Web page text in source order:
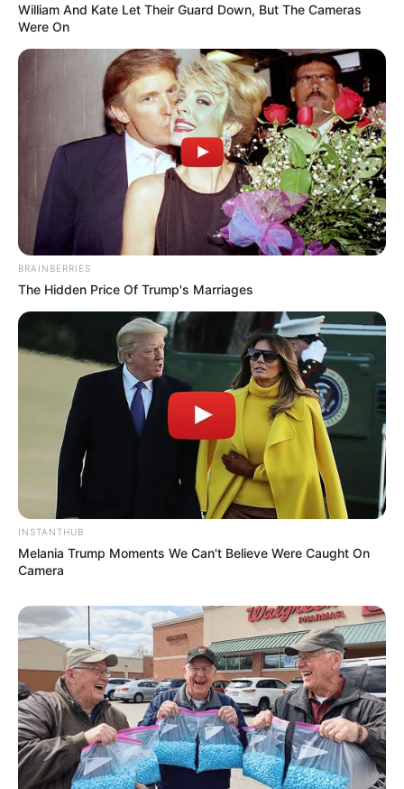
William And Kate Let Their Guard Down, But The Cameras
Were On
BRAINBERRIES
The Hidden Price Of Trump's Marriages
INSTANTHUB
Melania Trump Moments We Can't Believe Were Caught On
Camera